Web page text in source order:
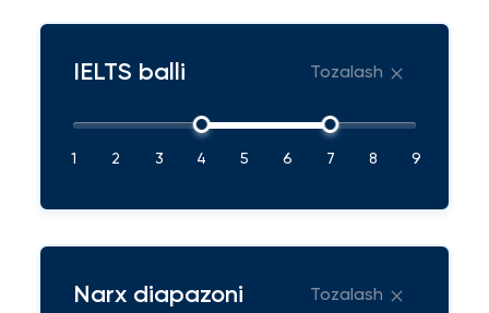
IELTS balli Tozalash
1 2 3 4 5 6 7 8 9
Narx diapazoni Tozalash